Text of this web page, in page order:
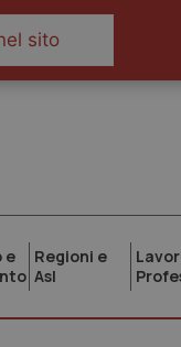
e
Regioni e
Asl